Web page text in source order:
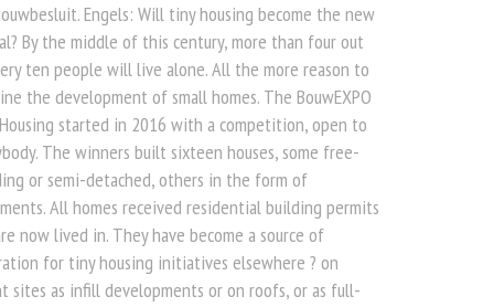
Engels: Will tiny housing become the new
By the middle of this century, more than four out
ten people will live alone. All the more reason to
the development of small homes. The BouwEXPO
started in 2016 with a competition, open to
The winners built sixteen houses, some free-
or semi-detached, others in the form of
All homes received residential building permits
now lived in. They have become a source of
for tiny housing initiatives elsewhere ? on
sites as infill developments or on roofs, or as full-